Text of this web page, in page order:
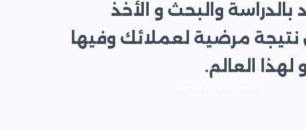
والبحث و الأخذ
نتيجة مرضية لعملائك وفيها
العالم.